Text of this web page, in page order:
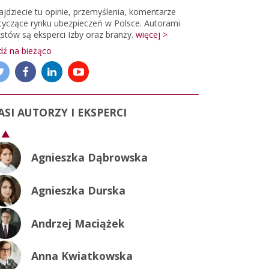
tu opinie, przemyślenia, komentarze
rynku ubezpieczeń w Polsce. Autorami
są eksperci Izby oraz branży. więcej >
na bieżąco
AUTORZY I EKSPERCI
Rafał Mańkowski
Rafał Socha
Redakcja
Agnieszka Dąbrowska
Agnieszka Durska
Andrzej Maciążek
Anna Kwiatkowska